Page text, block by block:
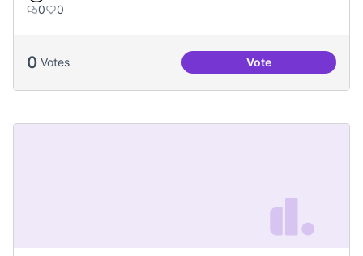
0
0
0 Votes VoteMés voluntariat